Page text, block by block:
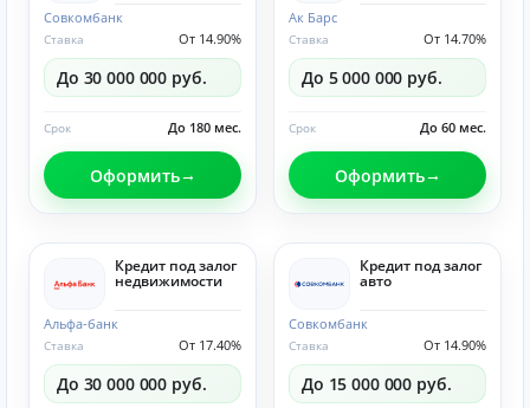
Совкомбанк
От 14.90%
Ставка
До 30 000 000 руб.
До 180 мес.
Срок
Оформить
Ак Барс
От 14.70%
Ставка
До 5 000 000 руб.
До 60 мес.
Срок
Оформить
Кредит под залог
недвижимости
Альфа-банк
От 17.40%
Ставка
До 30 000 000 руб.
Кредит под залог
авто
Совкомбанк
От 14.90%
Ставка
До 15 000 000 руб.